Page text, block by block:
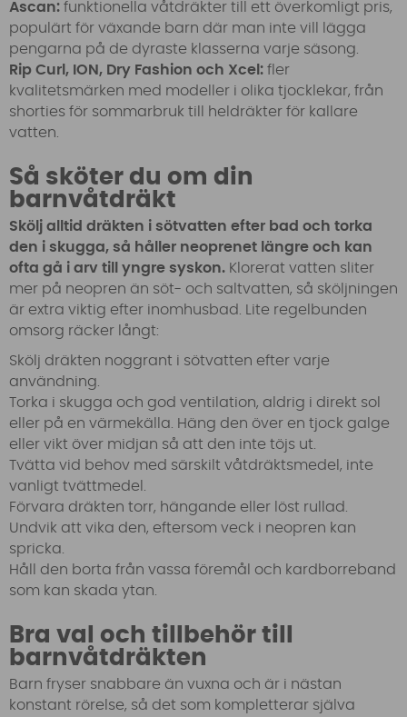
Ascan: funktionella våtdräkter till ett överkomligt pris,
populärt för växande barn där man inte vill lägga
pengarna på de dyraste klasserna varje säsong.
Rip Curl, ION, Dry Fashion och Xcel: fler
kvalitetsmärken med modeller i olika tjocklekar, från
shorties för sommarbruk till heldräkter för kallare
vatten.
Så sköter du om din
barnvåtdräkt
Skölj alltid dräkten i sötvatten efter bad och torka
den i skugga, så håller neoprenet längre och kan
ofta gå i arv till yngre syskon. Klorerat vatten sliter
mer på neopren än söt- och saltvatten, så sköljningen
är extra viktig efter inomhusbad. Lite regelbunden
omsorg räcker långt:
Skölj dräkten noggrant i sötvatten efter varje
användning.
Torka i skugga och god ventilation, aldrig i direkt sol
eller på en värmekälla. Häng den över en tjock galge
eller vikt över midjan så att den inte töjs ut.
Tvätta vid behov med särskilt våtdräktsmedel, inte
vanligt tvättmedel.
Förvara dräkten torr, hängande eller löst rullad.
Undvik att vika den, eftersom veck i neopren kan
spricka.
Håll den borta från vassa föremål och kardborreband
som kan skada ytan.
Bra val och tillbehör till
barnvåtdräkten
Barn fryser snabbare än vuxna och är i nästan
konstant rörelse, så det som kompletterar själva